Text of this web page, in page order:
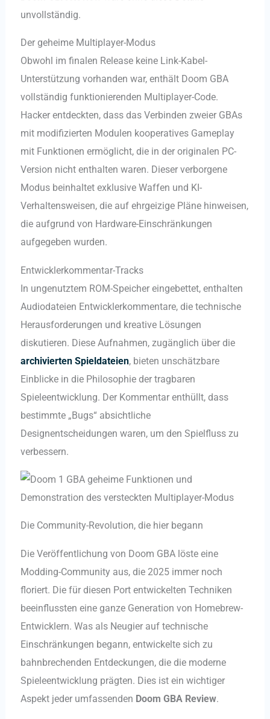
unvollständig.
Der geheime Multiplayer-Modus
Obwohl im finalen Release keine Link-Kabel-
Unterstützung vorhanden war, enthält Doom GBA
vollständig funktionierenden Multiplayer-Code.
Hacker entdeckten, dass das Verbinden zweier GBAs
mit modifizierten Modulen kooperatives Gameplay
mit Funktionen ermöglicht, die in der originalen PC-
Version nicht enthalten waren. Dieser verborgene
Modus beinhaltet exklusive Waffen und KI-
Verhaltensweisen, die auf ehrgeizige Pläne hinweisen,
die aufgrund von Hardware-Einschränkungen
aufgegeben wurden.
Entwicklerkommentar-Tracks
In ungenutztem ROM-Speicher eingebettet, enthalten
Audiodateien Entwicklerkommentare, die technische
Herausforderungen und kreative Lösungen
diskutieren. Diese Aufnahmen, zugänglich über die
archivierten Spieldateien, bieten unschätzbare
Einblicke in die Philosophie der tragbaren
Spieleentwicklung. Der Kommentar enthüllt, dass
bestimmte „Bugs“ absichtliche
Designentscheidungen waren, um den Spielfluss zu
verbessern.
Die Community-Revolution, die hier begann
Die Veröffentlichung von Doom GBA löste eine
Modding-Community aus, die 2025 immer noch
floriert. Die für diesen Port entwickelten Techniken
beeinflussten eine ganze Generation von Homebrew-
Entwicklern. Was als Neugier auf technische
Einschränkungen begann, entwickelte sich zu
bahnbrechenden Entdeckungen, die die moderne
Spieleentwicklung prägten. Dies ist ein wichtiger
Aspekt jeder umfassenden Doom GBA Review.